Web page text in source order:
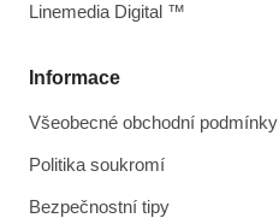
Informace
Všeobecné obchodní podmínky
Politika soukromí
Bezpečnostní tipy
Linemedia Digital ™